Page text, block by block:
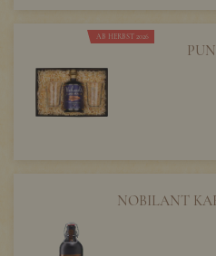
AB HERBST 2026
NOBILANT